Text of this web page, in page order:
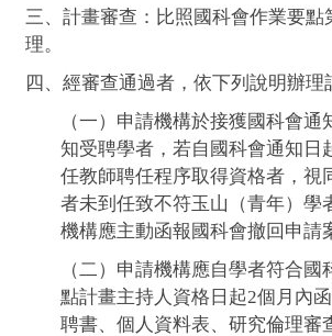
三、計畫審查：比照國科會作業要點
理。
四、經審查通過者，依下列說明辦理
（一）申請機構於接獲國科會通
知受聘學者，若自國科會通知日
任教師聘任程序取得資格者，視
者未到任致不符玉山（青年）學
機構應主動函報國科會撤回申請
（二）申請機構應自學者符合國
點計畫主持人資格日起2個月內
聘書、個人資料表、研究倫理審